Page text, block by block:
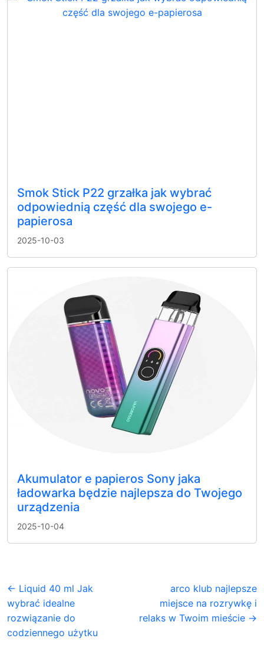
Smok Stick P22 grzałka jak wybrać
odpowiednią część dla swojego e-
papierosa
2025-10-03
Akumulator e papieros Sony jaka
ładowarka będzie najlepsza do Twojego
urządzenia
2025-10-04
← Liquid 40 ml Jak
wybrać idealne
rozwiązanie do
codziennego użytku
arco klub najlepsze
miejsce na rozrywkę i
relaks w Twoim mieście →